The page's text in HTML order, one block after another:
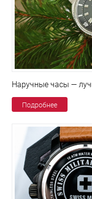
Наручные часы —
Подробнее